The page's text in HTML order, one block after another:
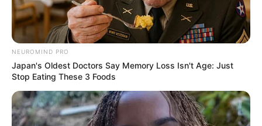
Ambyar! 10 Kalimat Baper
Pakai Bahasa Jawa Ini Bikin
Galau Abis
NEUROMIND PRO
Japan's Oldest Doctors Say Memory Loss Isn't Age: Just
Stop Eating These 3 Foods